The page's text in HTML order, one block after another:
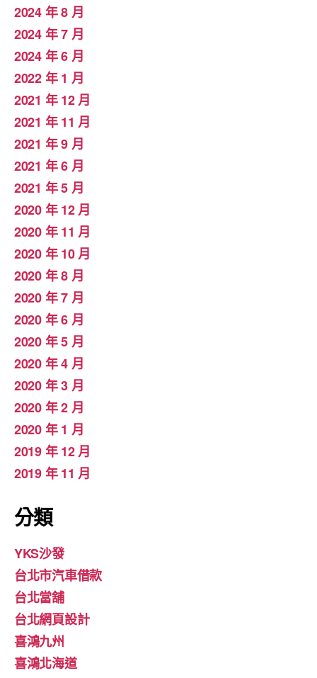
2024 年 8 月
2024 年 7 月
2024 年 6 月
2022 年 1 月
2021 年 12 月
2021 年 11 月
2021 年 9 月
2021 年 6 月
2021 年 5 月
2020 年 12 月
2020 年 11 月
2020 年 10 月
2020 年 8 月
2020 年 7 月
2020 年 6 月
2020 年 5 月
2020 年 4 月
2020 年 3 月
2020 年 2 月
2020 年 1 月
2019 年 12 月
2019 年 11 月
分類
YKS沙發
台北市汽車借款
台北當舖
台北網頁設計
喜鴻九州
喜鴻北海道